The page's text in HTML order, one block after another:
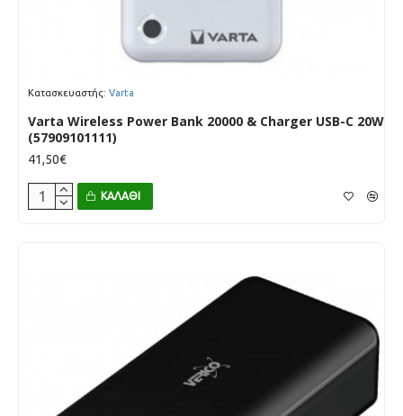
Κατασκευαστής: Varta
Varta Wireless Power Bank 20000 & Charger USB-C 20W
(57909101111)
41,50€
ΚΑΛΆΘΙ